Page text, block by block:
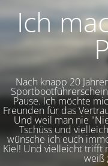
Ich
Nach knapp 20
Pause. Ich möchte
Freunden für das
Und weil man nie
Tschüss und
wünsche ich euch
Kiel! Und vielleicht trifft
weiß